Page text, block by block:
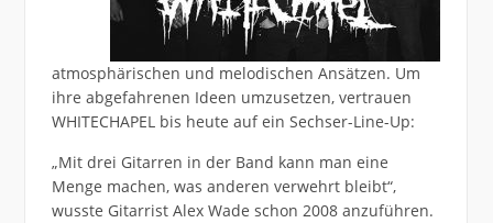
atmosphärischen und melodischen Ansätzen. Um
ihre abgefahrenen Ideen umzusetzen, vertrauen
WHITECHAPEL bis heute auf ein Sechser-Line-Up:
„Mit drei Gitarren in der Band kann man eine
Menge machen, was anderen verwehrt bleibt“,
wusste Gitarrist Alex Wade schon 2008 anzuführen.